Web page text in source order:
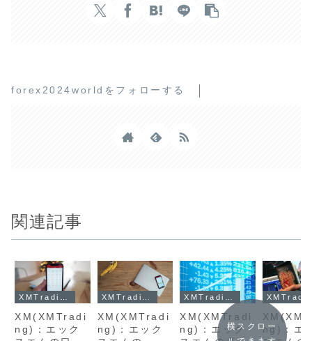
forex2024worldをフォローする
関連記事
XM(XMTradi
ng)：エック
XM(XMTradi
ng)：エック
XM(XMTradi
ng)：エック
ng)：エ
横スクロー